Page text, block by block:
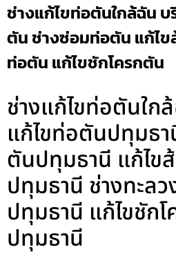
ช่างแก้ไขท่อตันใกล้ฉัน บ
ตัน ช่างซ่อมท่อตัน แก้ไข
ท่อตัน แก้ไขชักโครกตัน
ช่างแก้ไขท่อตันใก
แก้ไขท่อตันปทุมธ
ตันปทุมธานี แก้ไข
ปทุมธานี ช่างทะล
ปทุมธานี แก้ไขชัก
ปทุมธานี